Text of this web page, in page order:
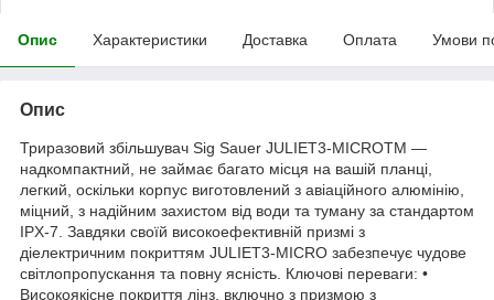
Опис Характеристики Доставка Оплата Умови
Опис
Триразовий збільшувач Sig Sauer JULIET3-MICROTM —
надкомпактний, не займає багато місця на вашій планці,
легкий, оскільки корпус виготовлений з авіаційного алюмінію,
міцний, з надійним захистом від води та туману за стандартом
IPX-7. Завдяки своїй високоефективній призмі з
діелектричним покриттям JULIET3-MICRO забезпечує чудове
світлопропускання та повну ясність. Ключові переваги: •
Високоякісне покриття лінз, включно з призмою з